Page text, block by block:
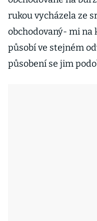
rukou vycházela ze
obchodovaný- mi
působí ve stejném
působení se jim